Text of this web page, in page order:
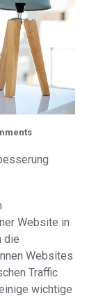
Website in
die
Websites
Traffic
wichtige